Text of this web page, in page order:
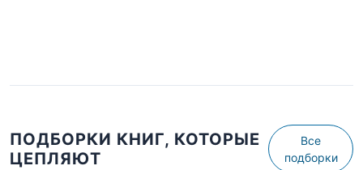
ПОДБОРКИ КНИГ, КОТОРЫЕ
ЦЕПЛЯЮТ
Все
подборки